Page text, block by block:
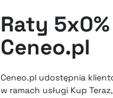
Raty
Ceneo.pl
Ceneo.pl udostępnia
w ramach usługi Kup